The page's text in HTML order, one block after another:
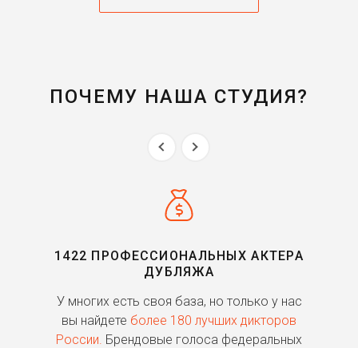
ПОЧЕМУ НАША СТУДИЯ?
1422 ПРОФЕССИОНАЛЬНЫХ АКТЕРА
ДУБЛЯЖА
У многих есть своя база, но только у нас
вы найдете более 180 лучших дикторов
России. Брендовые голоса федеральных